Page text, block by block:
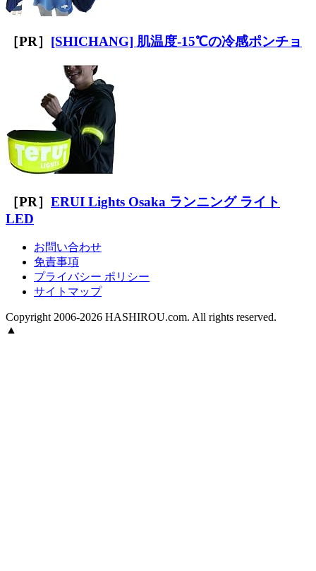
［PR］ [SHICHANG] 肌温度-15℃の冷感ポンチョ
［PR］ ERUI Lights Osaka ランニング ライト
LED
お問い合わせ
免責事項
プライバシー ポリシー
サイトマップ
Copyright 2006-2026 HASHIROU.com. All rights reserved.
▲